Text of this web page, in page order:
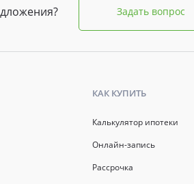
Задать вопрос
КАК КУПИТЬ
Калькулятор ипотеки
Онлайн-запись
Рассрочка